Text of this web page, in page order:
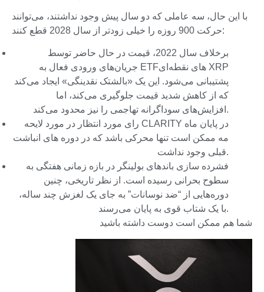
با این حال، سه عاملی که دو سال پیش وجود نداشتند، می‌توانند
حرکت 900 روزه را خیلی زودتر از سال 2028 قطع کنند:
برخلاف سال 2022، قیمت در حال حاضر توسط
جریان‌های ورودی فعال به ETF‌های نقطه‌ای XRP
پشتیبانی می‌شود. این یک «بالشتک نقدینگی» ایجاد می‌کند
که از کاهش شدید قیمت جلوگیری می‌کند، اما
افزایش‌های سوداگرانه تهاجمی را نیز محدود می‌کند.
رای مورد انتظار در مورد لایحه CLARITY در پایان ماه
مه ممکن است تنها محرکی باشد که در دوره های انباشت
قبلی وجود نداشت.
فشرده سازی باندهای بولینگر در بازه زمانی هفتگی به
سطوح بحرانی رسیده است. از نظر تاریخی، چنین
دوره‌هایی از “ضد نوسانات” به جای یک لغزش چند ساله،
با یک شتاب قوی به پایان می‌رسند.
شما هم ممکن است دوست داشته باشید